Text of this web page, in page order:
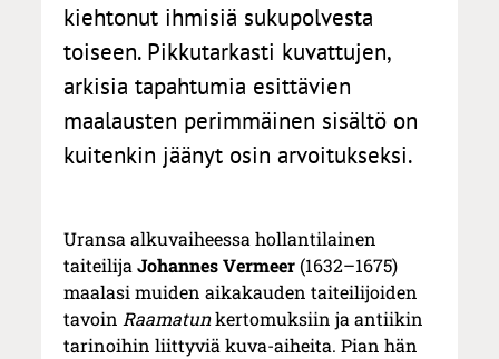
kiehtonut ihmisiä sukupolvesta
toiseen. Pikkutarkasti kuvattujen,
arkisia tapahtumia esittävien
maalausten perimmäinen sisältö on
kuitenkin jäänyt osin arvoitukseksi.
Uransa alkuvaiheessa hollantilainen
taiteilijaJohannes Vermeer(1632–1675)
maalasi muiden aikakauden taiteilijoiden
tavoinRaamatunkertomuksiin ja antiikin
tarinoihin liittyviä kuva-aiheita. Pian hän